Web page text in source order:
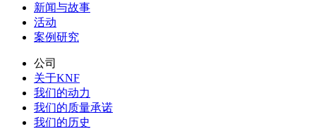
新闻与故事
活动
案例研究
公司
关于KNF
我们的动力
我们的质量承诺
我们的历史